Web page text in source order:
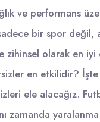
ve performans
bir spor değil,
zihinsel olarak en
en etkilidir?
ele alacağız.
yaralanma